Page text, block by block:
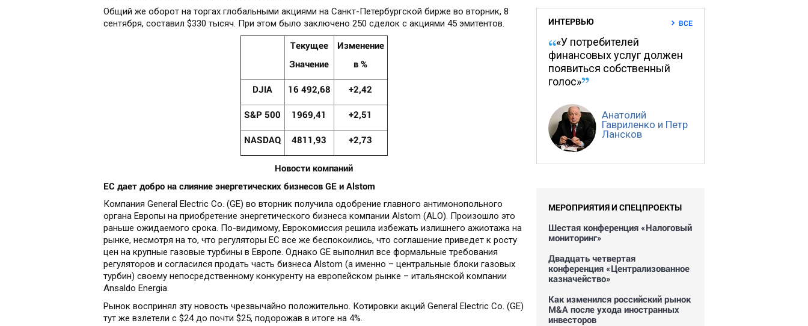
Общий же оборот на торгах глобальными акциями на Санкт-Петербургской бирже во вторник, 8
сентября, составил $330 тысяч. При этом было заключено 250 сделок с акциями 45 эмитентов.
Текущее
Значение
Изменение
в %
DJIA 16 492,68 +2,42
S&P 500 1969,41 +2,51
NASDAQ 4811,93 +2,73
Новости компаний
ЕС дает добро на слияние энергетических бизнесов GE и Alstom
Компания General Electric Co. (GE) во вторник получила одобрение главного антимонопольного
органа Европы на приобретение энергетического бизнеса компании Alstom (ALO). Произошло это
раньше ожидаемого срока. По-видимому, Еврокомиссия решила избежать излишнего ажиотажа на
рынке, несмотря на то, что регуляторы ЕС все же беспокоились, что соглашение приведет к росту
цен на крупные газовые турбины в Европе. Однако GE выполнил все формальные требования
регуляторов и согласился продать часть бизнеса Alstom (а именно – центральные блоки газовых
турбин) своему непосредственному конкуренту на европейском рынке – итальянской компании
Ansaldo Energia.
Рынок воспринял эту новость чрезвычайно положительно. Котировки акций General Electric Co. (GE)
тут же взлетели с $24 до почти $25, подорожав в итоге на 4%.
ИНТЕРВЬЮ ВСЕ
«У потребителей
финансовых услуг должен
появиться собственный
голос»
Анатолий
Гавриленко и Петр
Лансков
МЕРОПРИЯТИЯ И СПЕЦПРОЕКТЫ
Шестая конференция «Налоговый
мониторинг»
Двадцать четвертая
конференция «Централизованное
казначейство»
Как изменился российский рынок
M&A после ухода иностранных
инвесторов